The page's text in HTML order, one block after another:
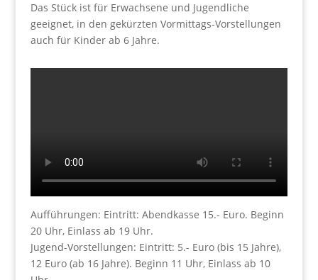
Das Stück ist für Erwachsene und Jugendliche
geeignet, in den gekürzten Vormittags-Vorstellungen
auch für Kinder ab 6 Jahre.
Aufführungen: Eintritt: Abendkasse 15.- Euro. Beginn
20 Uhr, Einlass ab 19 Uhr.
Jugend-Vorstellungen: Eintritt: 5.- Euro (bis 15 Jahre),
12 Euro (ab 16 Jahre). Beginn 11 Uhr, Einlass ab 10